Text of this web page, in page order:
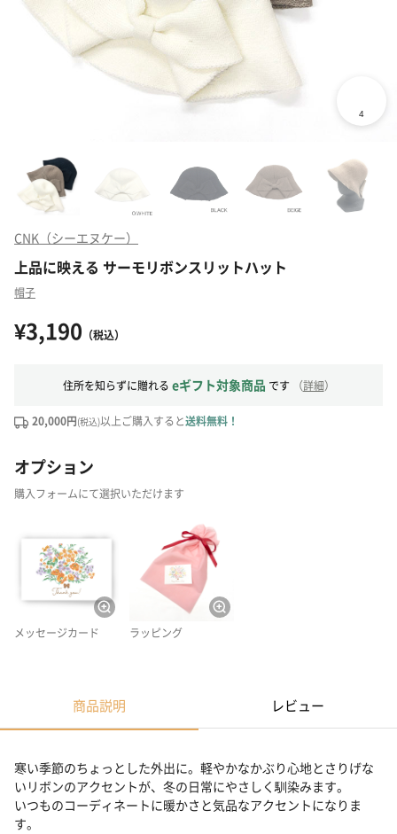
CNK（シーエヌケー）
上品に映える サーモリボンスリットハット
帽子
¥3,190 （税込）
住所を知らずに贈れる eギフト対象商品 です （詳細）
20,000円(税込)以上ご購入すると送料無料！
オプション
購入フォームにて選択いただけます
メッセージカード ラッピング
商品説明 レビュー
寒い季節のちょっとした外出に。軽やかなかぶり心地とさりげな
いリボンのアクセントが、冬の日常にやさしく馴染みます。
いつものコーディネートに暖かさと気品なアクセントになりま
す。